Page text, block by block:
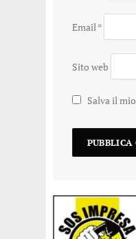
Email *
Sito web
Salva il